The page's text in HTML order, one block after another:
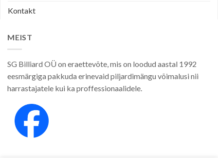
Kontakt
MEIST
SG Billiard OÜ on eraettevõte, mis on loodud aastal 1992
eesmärgiga pakkuda erinevaid piljardimängu võimalusi nii
harrastajatele kui ka proffessionaalidele.